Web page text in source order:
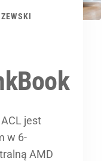
jest
w 6-
AMD